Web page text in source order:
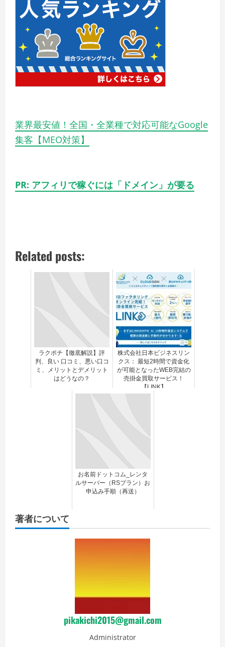
業界最安値！全国・全業種で対応可能なGoogle
集客【MEO対策】
PR: アフィリで稼ぐには「ドメイン」が要る
Related posts:
ラクポチ【徹底解説】評
判、良い 口コミ、悪い口コ
ミ、メリットとデメリット
はどうなの？
株式会社日本ビジネスリン
クス： 最短2時間で資金化
が可能となったWEB完結の
売掛金買取サービス！
【LINK】
お名前ドットコム_レンタ
ルサーバー（RSプラン）お
申込み手順（再送）
著者について
pikakichi2015@gmail.com
Administrator